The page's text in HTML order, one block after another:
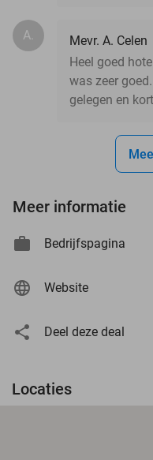
A.
Mevr. A. Celen
Heel goed
was zeer
gelegen en
Meer informatie
Bedrijfspagina
Website
Deel deze deal
Locaties